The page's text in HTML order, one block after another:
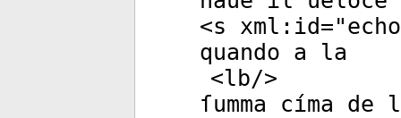
<s xml:id="
quando a la
<lb/>
ſumma címa